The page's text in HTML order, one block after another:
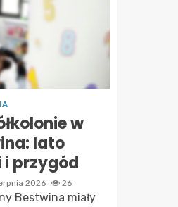
w
lato
i przygód
2026 26
Bestwina miały